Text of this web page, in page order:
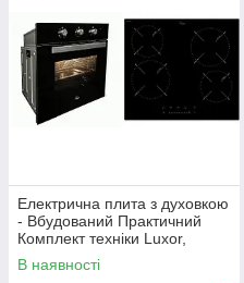
Електрична плита з духовкою
- Вбудований Практичний
Комплект техніки Luxor,
Німеччина
В наявності